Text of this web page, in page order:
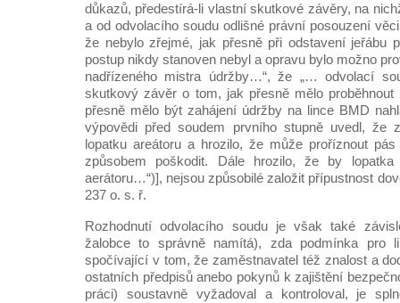
důkazů, předestírá-li vlastní skutkové závěry, na
a od odvolacího soudu odlišné právní posouzení
že nebylo zřejmé, jak přesně při odstavení jeřábu
postup nikdy stanoven nebyl a opravu bylo možno
nadřízeného mistra údržby…“, že „… odvolací
skutkový závěr o tom, jak přesně mělo proběhnout
přesně mělo být zahájení údržby na lince BMD
výpovědi před soudem prvního stupně uvedl, že
lopatku areátoru a hrozilo, že může proříznout
způsobem poškodit. Dále hrozilo, že by
aerátoru…“)], nejsou způsobilé založit přípustnost
237 o. s. ř.
Rozhodnutí odvolacího soudu je však také
žalobce to správně namítá), zda podmínka pro
spočívající v tom, že zaměstnavatel též znalost a
ostatních předpisů anebo pokynů k zajištění
práci) soustavně vyžadoval a kontroloval, je